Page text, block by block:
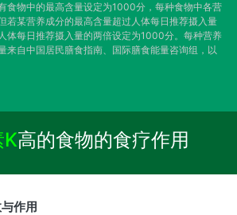
食物中的最高含量设定为1000分，每种食物中各营
若某营养成分的最高含量超过人体每日推荐摄入量
体每日推荐摄入量的两倍设定为1000分。每种营养
来自中国居民膳食指南、国际膳食能量咨询组，以
高的食物的食疗作用
作用